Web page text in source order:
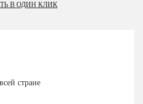
В ОДИН КЛИК
стране